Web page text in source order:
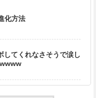
化方法
してくれなさそうで涙し